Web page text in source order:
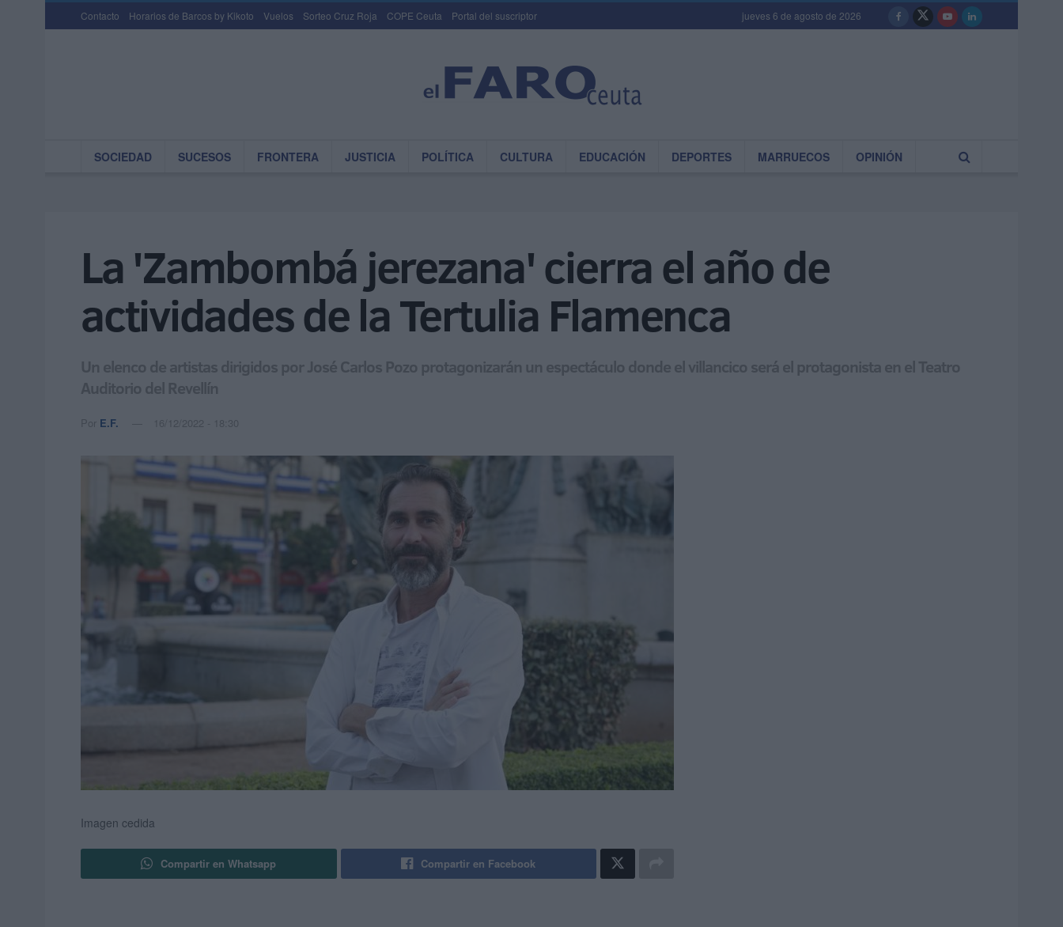
Contacto Horarios de Barcos by Kikoto Vuelos Sorteo Cruz Roja COPE Ceuta Portal del suscriptor jueves 6 de agosto de 2026
SOCIEDAD SUCESOS FRONTERA JUSTICIA POLÍTICA CULTURA EDUCACIÓN DEPORTES MARRUECOS OPINIÓN
La 'Zambombá jerezana' cierra el año de
actividades de la Tertulia Flamenca
Un elenco de artistas dirigidos por José Carlos Pozo protagonizarán un espectáculo donde el villancico será el protagonista en el Teatro
Auditorio del Revellín
Por E.F. 16/12/2022 - 18:30
Imagen cedida
Compartir en Whatsapp Compartir en Facebook